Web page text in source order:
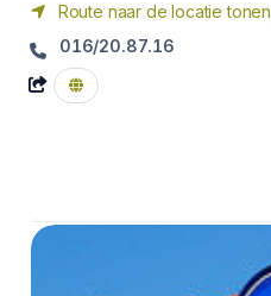
Route naar de locatie tonen
016/20.87.16